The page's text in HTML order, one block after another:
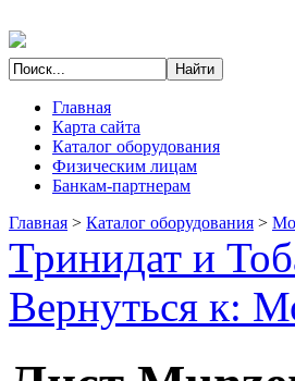
Главная
Карта сайта
Каталог оборудования
Физическим лицам
Банкам-партнерам
Главная > Каталог оборудования >
Тринидат и
Вернуться к: